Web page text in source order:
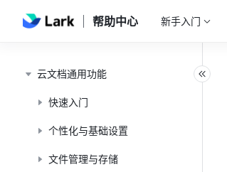
帮助中心 新手入门
云文档通用功能
快速入门
个性化与基础设置
文件管理与存储